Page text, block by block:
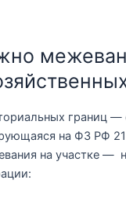
границ —
на ФЗ РФ
на участке —